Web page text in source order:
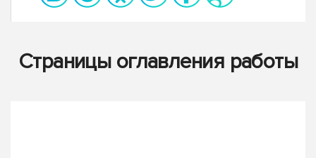
Страницы оглавления работы